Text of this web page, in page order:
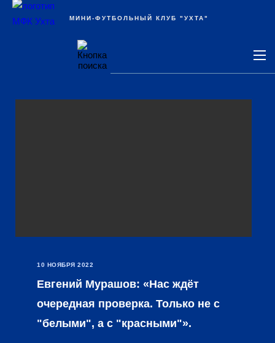
Ухта МИНИ-ФУТБОЛЬНЫЙ КЛУБ "УХТА"
10 НОЯБРЯ 2022
Евгений Мурашов: «Нас ждёт
очередная проверка. Только не с
"белыми", а с "красными"».